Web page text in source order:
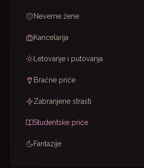
Neverne žene
Kancelarija
Letovanje i putovanja
Bračne priče
Zabranjene strasti
Studentske priče
Fantazije